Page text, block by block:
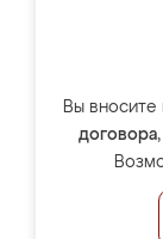
Вы вносите
договора